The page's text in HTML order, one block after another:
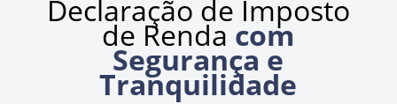
Declaração de Imposto
de Renda com
Segurança e
Tranquilidade